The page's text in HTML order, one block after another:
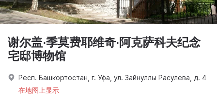
谢尔盖·季莫费耶维奇·阿克萨科夫纪念
宅邸博物馆
Респ. Башкортостан, г. Уфа, ул. Зайнуллы Расулева, д. 4
在地图上显示